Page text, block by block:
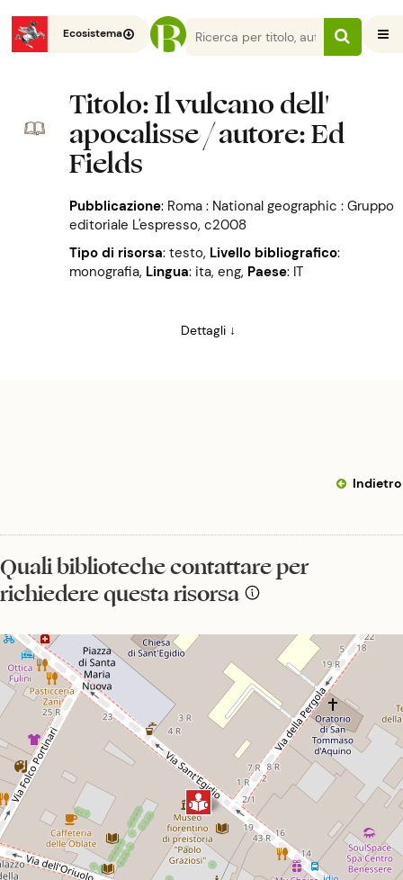
Ecosistema
Titolo: Il vulcano dell'
apocalisse / autore: Ed
Fields
Pubblicazione: Roma : National geographic : Gruppo
editoriale L'espresso, c2008
Tipo di risorsa: testo, Livello bibliografico:
monografia, Lingua: ita, eng, Paese: IT
Dettagli ↓
Indietro
Quali biblioteche contattare per
richiedere questa risorsa